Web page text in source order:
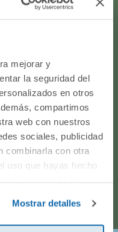
mejorar y
la seguridad del
en otros
compartimos
web con nuestros
sociales, publicidad
combinarla con otra
uso que hayas hecho
Mostrar detalles
en contacto con
Lunes a Viernes, de